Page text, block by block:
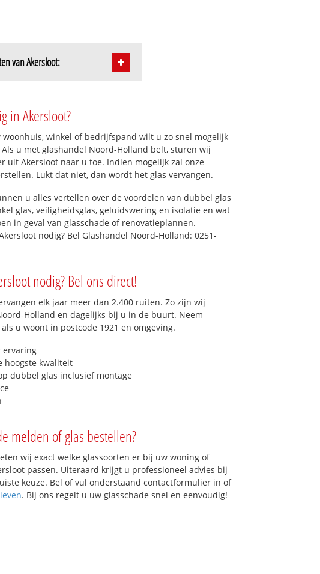
van Akersloot:
in Akersloot?
woonhuis, winkel of bedrijfspand wilt u zo snel mogelijk
u met glashandel Noord-Holland belt, sturen wij
uit Akersloot naar u toe. Indien mogelijk zal onze
Lukt dat niet, dan wordt het glas vervangen.
u alles vertellen over de voordelen van dubbel glas
glas, veiligheidsglas, geluidswering en isolatie en wat
in geval van glasschade of renovatieplannen.
nodig? Bel Glashandel Noord-Holland: 0251-
nodig? Bel ons direct!
elk jaar meer dan 2.400 ruiten. Zo zijn wij
Holland en dagelijks bij u in de buurt. Neem
u woont in postcode 1921 en omgeving.
ervaring
hoogste kwaliteit
dubbel glas inclusief montage
melden of glas bestellen?
wij exact welke glassoorten er bij uw woning of
passen. Uiteraard krijgt u professioneel advies bij
keuze. Bel of vul onderstaand contactformulier in of
. Bij ons regelt u uw glasschade snel en eenvoudig!